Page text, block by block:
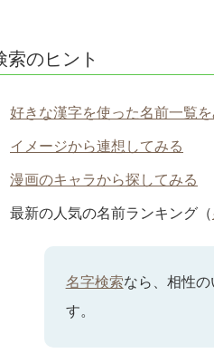
索のヒント
好きな漢字を使った名前一覧
イメージから連想してみる
漫画のキャラから探してみる
最新の人気の名前ランキング（
名字検索なら、相性
す。